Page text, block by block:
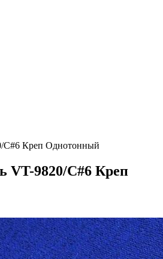
C#6 Креп Однотонный
VT-9820/C#6 Креп